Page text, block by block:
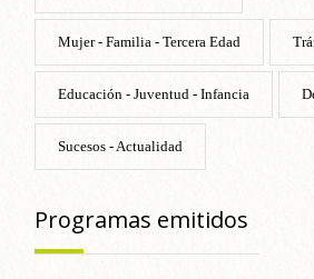
Mujer - Familia - Tercera Edad
Educación - Juventud - Infancia
Sucesos - Actualidad
Programas emitidos